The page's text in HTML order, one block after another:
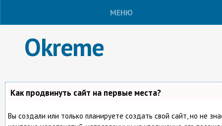
МЕНЮ
Okreme
Как продвинуть сайт на первые места?
Вы создали или только планируете создать свой сайт, но не